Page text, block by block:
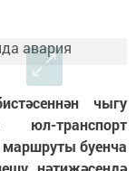
чыгу
транспорт
буенча